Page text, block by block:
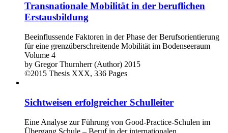
Transnationale Mobilität in der beruflichen
Erstausbildung
Beeinflussende Faktoren in der Phase der Berufsorientierung
für eine grenzüberschreitende Mobilität im Bodenseeraum
Volume 4
by Gregor Thurnherr (Author) 2015
©2015 Thesis XXX, 336 Pages
Sichtweisen erfolgreicher Schulleiter
Eine Analyse zur Führung von Good-Practice-Schulen im
Übergang Schule – Beruf in der internationalen